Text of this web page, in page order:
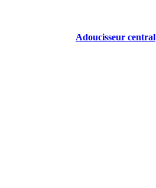
Adoucisseur central